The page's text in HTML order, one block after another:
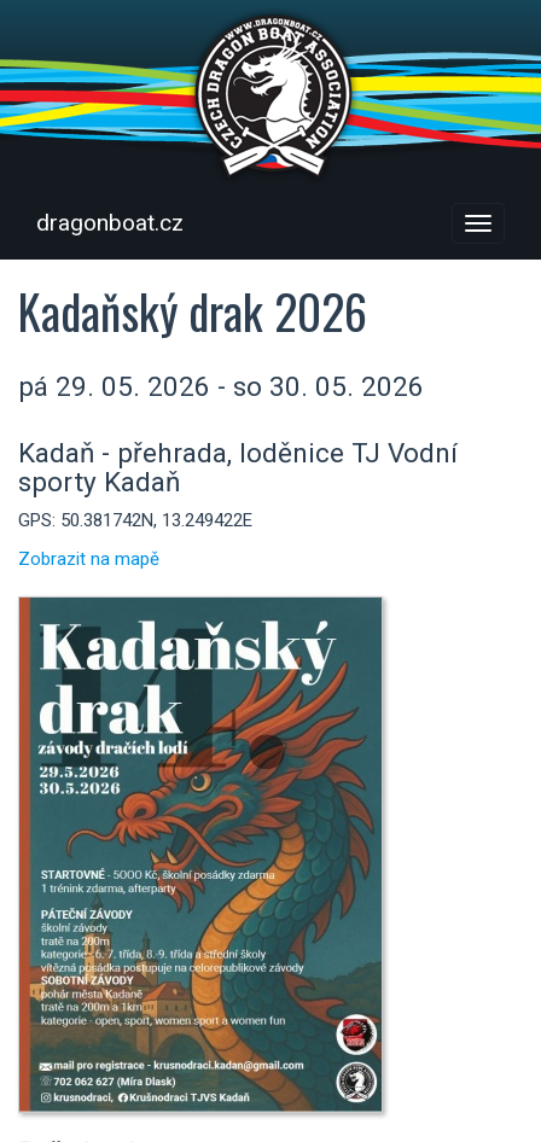
Menu
dragonboat.cz
Kadaňský drak 2026
pá 29. 05. 2026 - so 30. 05. 2026
Kadaň - přehrada, loděnice TJ Vodní
sporty Kadaň
GPS: 50.381742N, 13.249422E
Zobrazit na mapě